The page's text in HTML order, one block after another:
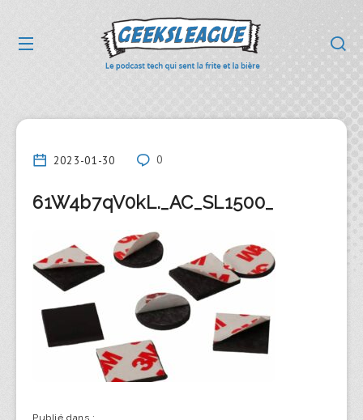
2023-01-30 0
61W4b7qV0kL._AC_SL1500_
Publié dans :